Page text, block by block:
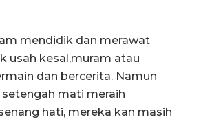
mendidik dan merawat
usah kesal,muram atau
dan bercerita. Namun
mati meraih
hati, mereka kan masih